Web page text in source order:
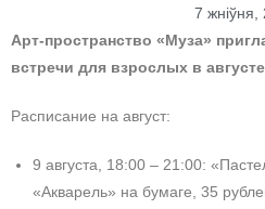
7 жніўня,
Арт-пространство «Муза»
встречи для взрослых в
Расписание на август:
9 августа, 18:00 – 21:00:
«Акварель» на бумаге, 35